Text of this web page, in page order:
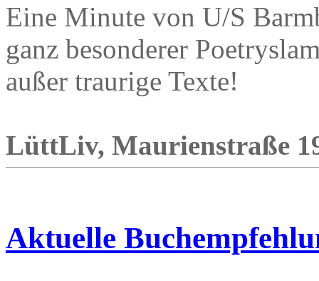
Eine Minute von U/S
ganz besonderer
außer traurige Texte!
LüttLiv, Maurienstraße
Aktuelle